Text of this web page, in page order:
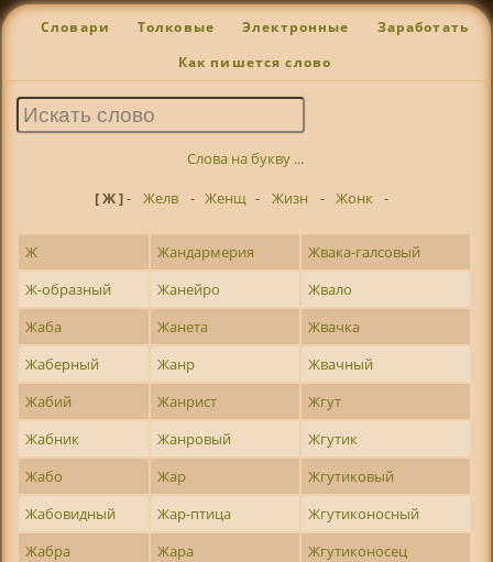
Словари Толковые Электронные Заработать
Как пишется слово
Слова на букву ...
[ Ж ]- Желв - Женщ - Жизн - Жонк -
Ж Жандармерия
Жвака-галсовый
Ж-образный
Жанейро
Жвало
Жаба
Жанета
Жвачка
Жаберный
Жанр
Жвачный
Жабий
Жанрист
Жгут
Жабник
Жанровый
Жгутик
Жабо
Жар
Жгутиковый
Жабовидный
Жар-птица
Жгутиконосный
Жабра
Жара
Жгутиконосец